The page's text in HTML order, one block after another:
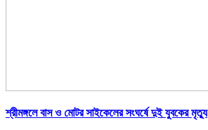
শ্রীমঙ্গলে বাস ও মোটর সাইকেলের সংঘর্ষে দুই যুবকের মৃত্যু